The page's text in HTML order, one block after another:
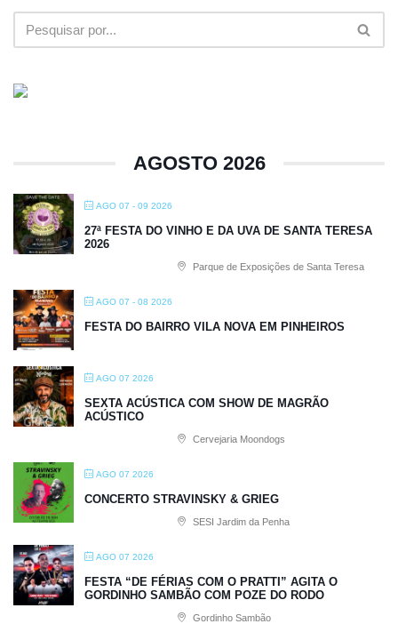
AGOSTO 2026
AGO 07 - 09 2026
27ª FESTA DO VINHO E DA UVA DE SANTA TERESA
2026
Parque de Exposições de Santa Teresa
AGO 07 - 08 2026
FESTA DO BAIRRO VILA NOVA EM PINHEIROS
AGO 07 2026
SEXTA ACÚSTICA COM SHOW DE MAGRÃO
ACÚSTICO
Cervejaria Moondogs
AGO 07 2026
CONCERTO STRAVINSKY & GRIEG
SESI Jardim da Penha
AGO 07 2026
FESTA “DE FÉRIAS COM O PRATTI” AGITA O
GORDINHO SAMBÃO COM POZE DO RODO
Gordinho Sambão